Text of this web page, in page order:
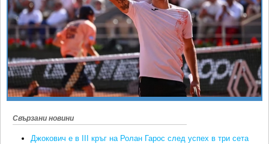
КЛУБОВЕ
БЛОГ
ВИДЕО
ЖЪЛТО
Спорт&Фитнес
Други
Любители
Свързани новини
Джокович е в III кръг на Ролан Гарос след успех в три сета